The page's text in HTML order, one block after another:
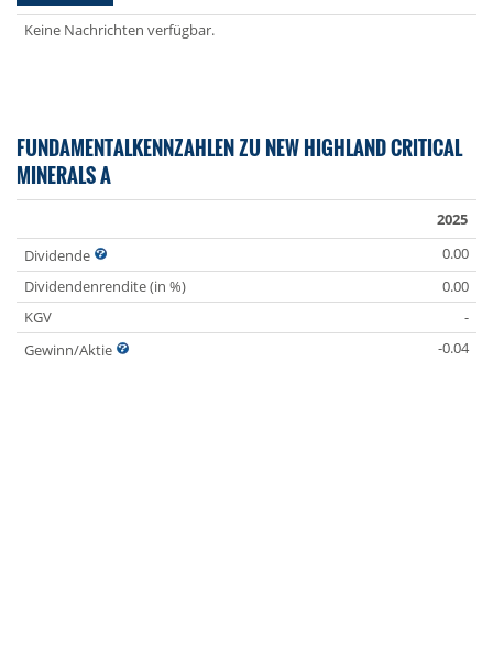
Keine Nachrichten verfügbar.
FUNDAMENTALKENNZAHLEN ZU NEW HIGHLAND CRITICAL
MINERALS A
2025
Dividende
0.00
Dividendenrendite (in %)
0.00
KGV
-
Gewinn/Aktie
-0.04